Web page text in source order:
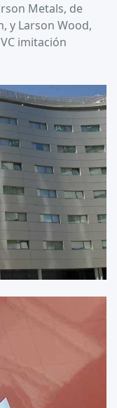
Metals, de
y Larson Wood,
imitación